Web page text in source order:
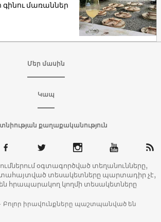
գինու մառաններ
Մեր մասին
Կապ
քաղաքականություն
օգտագործված տեղանունները,
տեսակետները պարտադիր չէ,
հրապարակող կողմի տեսակետները
Բոլոր իրավունքները պաշտպանված են